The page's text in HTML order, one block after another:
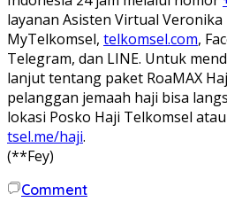
layanan Asisten Virtual Veronika
MyTelkomsel, telkomsel.com,
Telegram, dan LINE. Untuk
lanjut tentang paket RoaMAX
pelanggan jemaah haji bisa
lokasi Posko Haji Telkomsel
tsel.me/haji.
(**Fey)
Comment